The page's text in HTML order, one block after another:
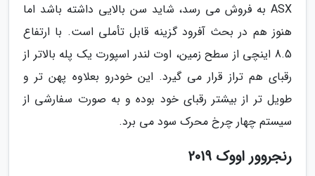
ASX به فروش می رسد، شاید سن بالایی داشته باشد اما
هنوز هم در بحث آفرود گزینه قابل تأملی است. با ارتفاع
8.5 اینچی از سطح زمین، اوت لندر اسپورت یک پله بالاتر از
رقبای هم تراز قرار می گیرد. این خودرو بعلاوه پهن تر و
طویل تر از بیشتر رقبای خود بوده و به صورت سفارشی از
سیستم چهار چرخ محرک سود می برد.
رنجروور اووک 2019